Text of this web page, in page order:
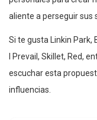
aliente a perseguir sus
Si te gusta Linkin Park,
I Prevail, Skillet, Red,
escuchar esta
influencias.